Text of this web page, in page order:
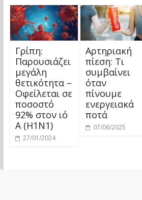
Γρίπη:
Παρουσιάζει
μεγάλη
θετικότητα –
Οφείλεται σε
ποσοστό
92% στον ιό
Α (Η1N1)
27/01/2024
Αρτηριακή
πίεση: Τι
συμβαίνει
όταν
πίνουμε
ενεργειακά
ποτά
07/06/2025